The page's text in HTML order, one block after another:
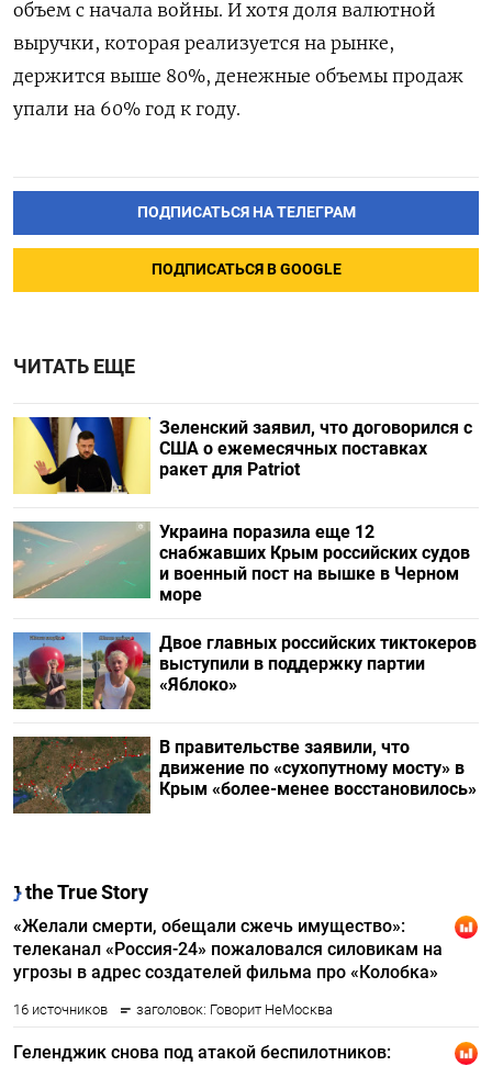
объем с начала войны. И хотя доля валютной
выручки, которая реализуется на рынке,
держится выше 80%, денежные объемы продаж
упали на 60% год к году.
ПОДПИСАТЬСЯ НА ТЕЛЕГРАМ
ПОДПИСАТЬСЯ В GOOGLE
ЧИТАТЬ ЕЩЕ
Зеленский заявил, что договорился с
США о ежемесячных поставках
ракет для Patriot
Украина поразила еще 12
снабжавших Крым российских судов
и военный пост на вышке в Черном
море
Двое главных российских тиктокеров
выступили в поддержку партии
«Яблоко»
В правительстве заявили, что
движение по «сухопутному мосту» в
Крым «более-менее восстановилось»